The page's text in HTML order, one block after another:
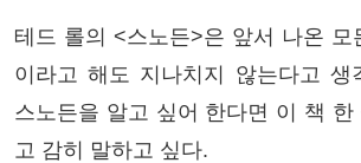
테드 롤의 <스노든>은 앞서 나온 모
이라고 해도 지나치지 않는다고 생
스노든을 알고 싶어 한다면 이 책 한
고 감히 말하고 싶다.